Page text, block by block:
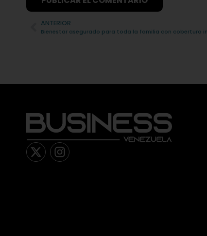
Alternative:
ANTERIOR